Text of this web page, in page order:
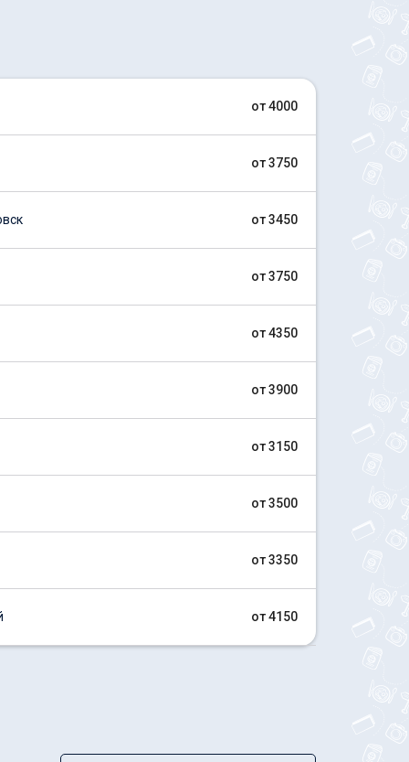
от 4000
от 3750
от 3450
от 3750
от 4350
от 3900
от 3150
от 3500
от 3350
от 4150